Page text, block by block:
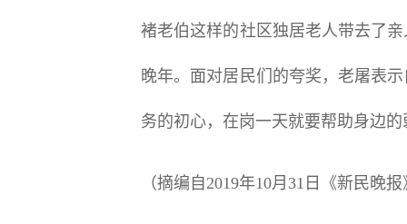
褚老伯这样的社区独居老人带去了
晚年。面对居民们的夸奖，老屠表
务的初心，在岗一天就要帮助身边
（摘编自2019年10月31日《新民晚